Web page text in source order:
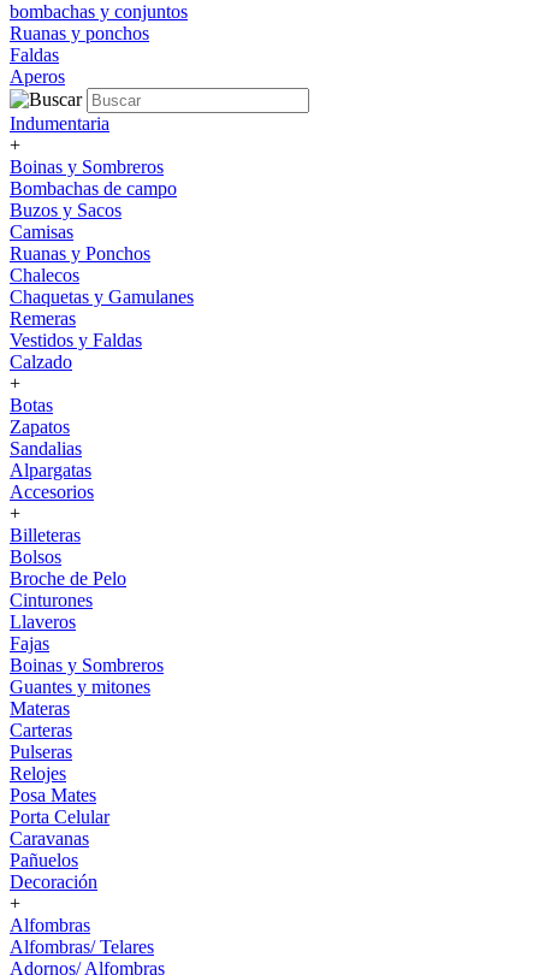
bombachas y conjuntos
Ruanas y ponchos
Faldas
Aperos
Indumentaria
+
Boinas y Sombreros
Bombachas de campo
Buzos y Sacos
Camisas
Ruanas y Ponchos
Chalecos
Chaquetas y Gamulanes
Remeras
Vestidos y Faldas
Calzado
+
Botas
Zapatos
Sandalias
Alpargatas
Accesorios
+
Billeteras
Bolsos
Broche de Pelo
Cinturones
Llaveros
Fajas
Boinas y Sombreros
Guantes y mitones
Materas
Carteras
Pulseras
Relojes
Posa Mates
Porta Celular
Caravanas
Pañuelos
Decoración
+
Alfombras
Alfombras/ Telares
Adornos/ Alfombras